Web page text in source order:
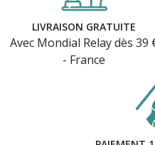
LIVRAISON GRATUITE
Avec Mondial Relay dès 39
- France